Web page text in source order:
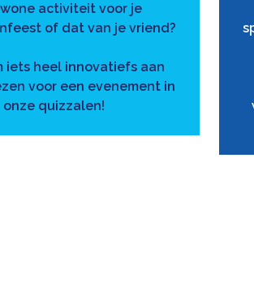
activiteit voor je
of dat van je vriend?
iets heel innovatiefs aan
voor een evenement in
onze quizzalen!